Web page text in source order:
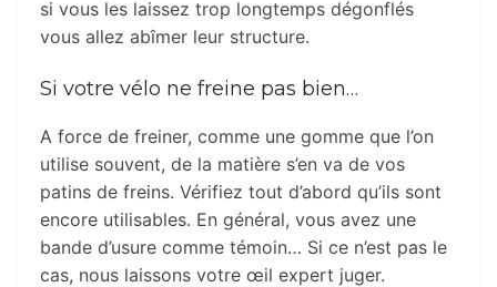
si vous les laissez trop longtemps dégonflés
vous allez abîmer leur structure.
Si votre vélo ne freine pas bien…
A force de freiner, comme une gomme que l’on
utilise souvent, de la matière s’en va de vos
patins de freins. Vérifiez tout d’abord qu’ils sont
encore utilisables. En général, vous avez une
bande d’usure comme témoin… Si ce n’est pas le
cas, nous laissons votre œil expert juger.